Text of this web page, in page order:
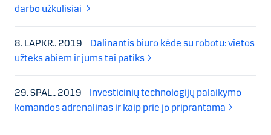
darbo užkulisiai
8. LAPKR.. 2019
Dalinantis biuro kėde su robotu: vietos
užteks abiem ir jums tai patiks
29. SPAL.. 2019
Investicinių technologijų palaikymo
komandos adrenalinas ir kaip prie jo priprantama